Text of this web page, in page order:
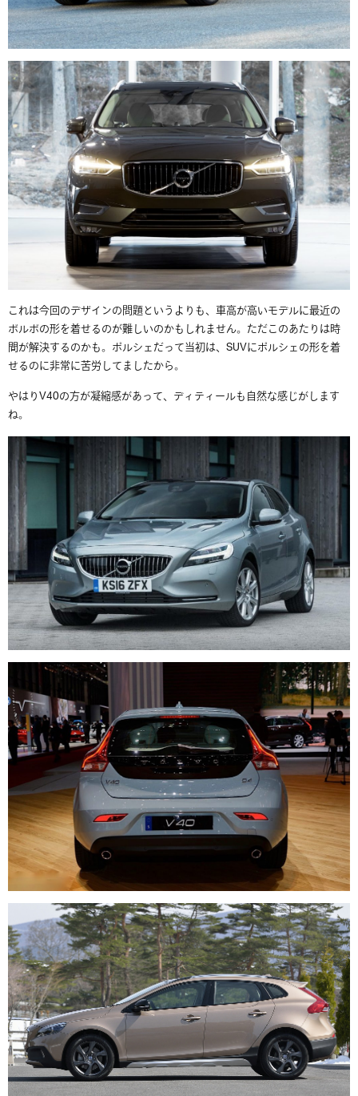
これは今回のデザインの問題というよりも、車高が高いモデルに最近の
ボルボの形を着せるのが難しいのかもしれません。ただこのあたりは時
間が解決するのかも。ポルシェだって当初は、SUVにポルシェの形を着
せるのに非常に苦労してましたから。
やはりV40の方が凝縮感があって、ディティールも自然な感じがします
ね。